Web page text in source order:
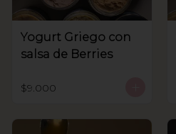
Yogurt Griego con
salsa de Berries
$9.000